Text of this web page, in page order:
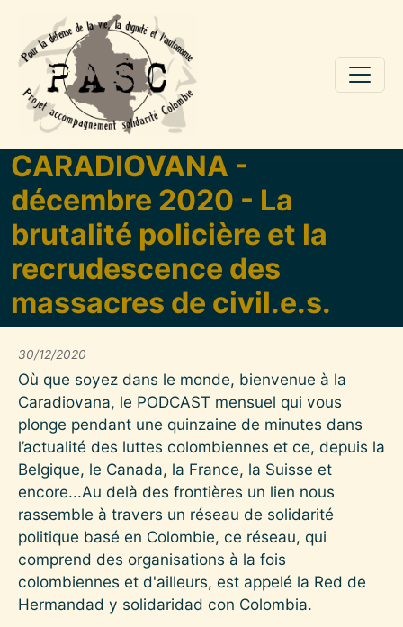
Aller au contenu principal
CARADIOVANA -
décembre 2020 - La
brutalité policière et la
recrudescence des
massacres de civil.e.s.
30/12/2020
Où que soyez dans le monde, bienvenue à la
Caradiovana, le PODCAST mensuel qui vous
plonge pendant une quinzaine de minutes dans
l’actualité des luttes colombiennes et ce, depuis la
Belgique, le Canada, la France, la Suisse et
encore...Au delà des frontières un lien nous
rassemble à travers un réseau de solidarité
politique basé en Colombie, ce réseau, qui
comprend des organisations à la fois
colombiennes et d'ailleurs, est appelé la Red de
Hermandad y solidaridad con Colombia.